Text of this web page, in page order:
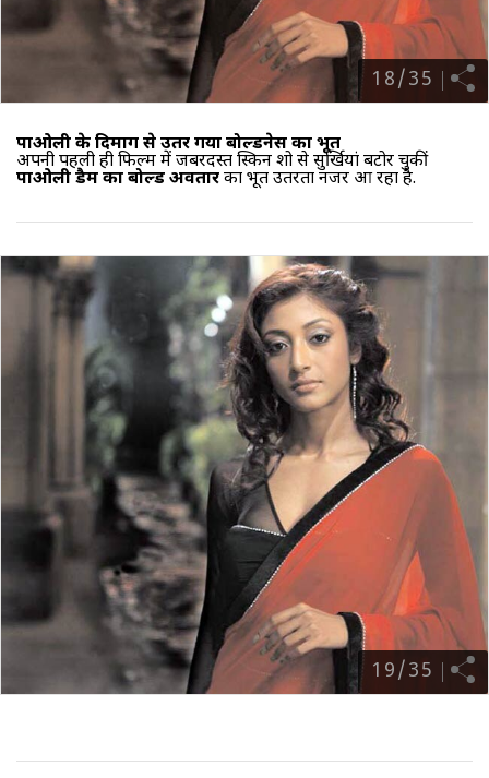
18/35
पाओली के दिमाग से उतर गया बोल्डनेस का भूत
अपनी पहली ही फिल्म में जबरदस्त स्किन शो से सुर्खियां बटोर चुकीं
पाओली डैम का बोल्ड अवतारका भूत उतरता नजर आ रहा है.
19/35